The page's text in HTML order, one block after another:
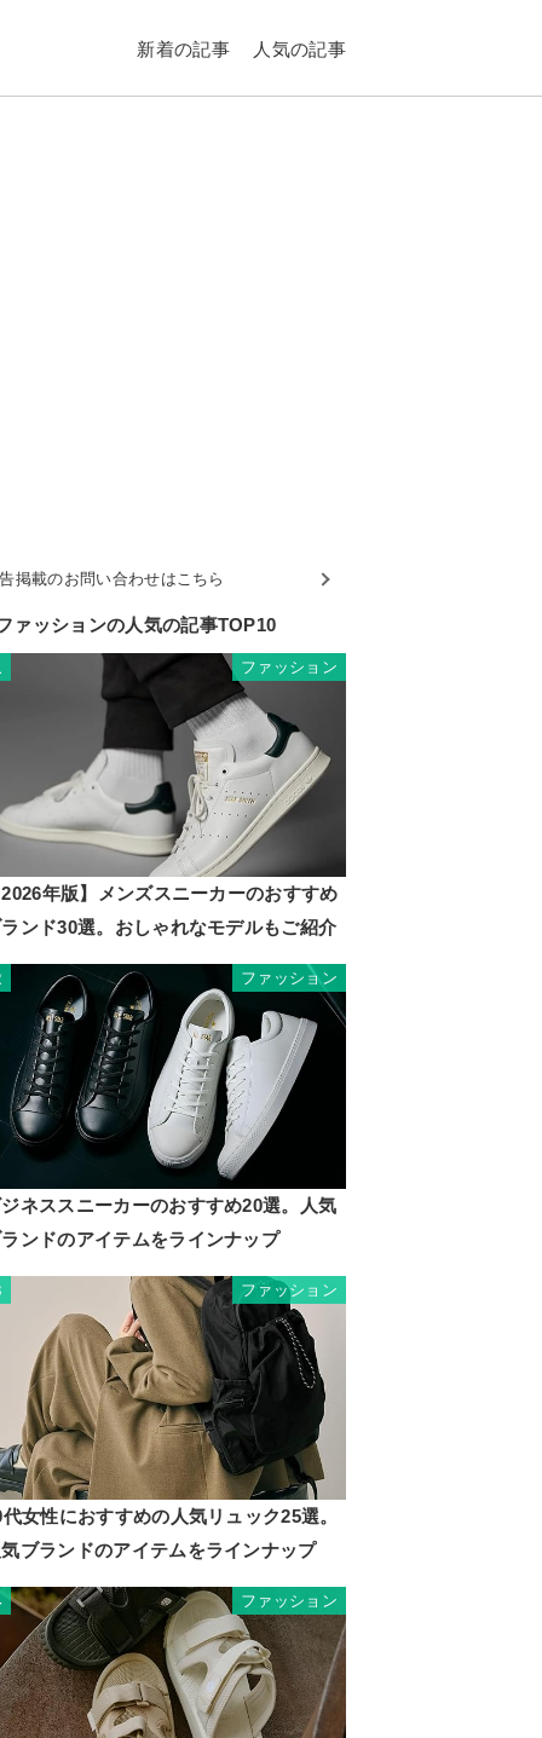
新着の記事 人気の記事
掲載のお問い合わせはこちら
ァッションの人気の記事TOP10
ファッション
年版】メンズスニーカーのおすすめ
ンド30選。おしゃれなモデルもご紹介
ファッション
ネススニーカーのおすすめ20選。人気
ンドのアイテムをラインナップ
ファッション
女性におすすめの人気リュック25選。
ブランドのアイテムをラインナップ
ファッション